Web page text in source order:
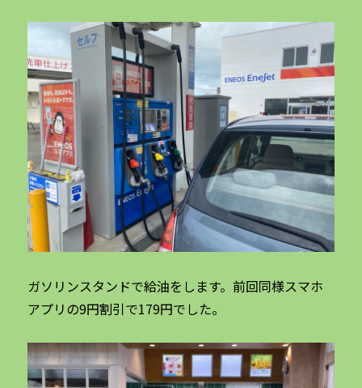
ガソリンスタンドで給油をします。前回同様スマホ
アプリの9円割引で179円でした。